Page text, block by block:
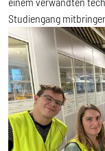
Studiengang